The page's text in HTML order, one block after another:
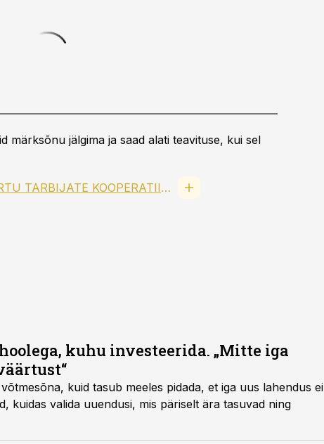
märksõnu jälgima ja saad alati teavituse, kui sel
TARTU TARBIJATE KOOPERATIIV TÜH
kuhu investeerida. „Mitte iga
kuid tasub meeles pidada, et iga uus lahendus ei
kuidas valida uuendusi, mis päriselt ära tasuvad ning